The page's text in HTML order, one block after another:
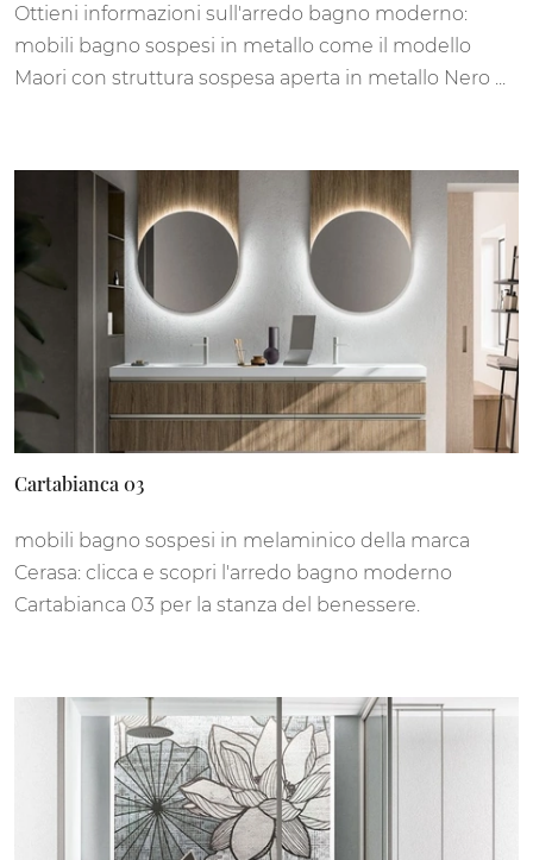
Ottieni informazioni sull'arredo bagno moderno:
mobili bagno sospesi in metallo come il modello
Maori con struttura sospesa aperta in metallo Nero ...
Cartabianca 03
mobili bagno sospesi in melaminico della marca
Cerasa: clicca e scopri l'arredo bagno moderno
Cartabianca 03 per la stanza del benessere.